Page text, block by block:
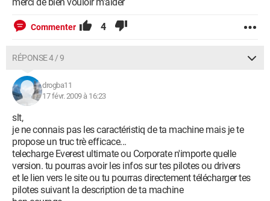
Commenter 4
RÉPONSE 4 / 9
drogba11
17 févr. 2009 à 16:23
slt,
je ne connais pas les caractéristiq de ta machine mais je te
propose un truc trè efficace...
telecharge Everest ultimate ou Corporate n'importe quelle
version. tu pourras avoir les infos sur tes pilotes ou drivers
et le lien vers le site ou tu pourras directement télécharger tes
pilotes suivant la description de ta machine